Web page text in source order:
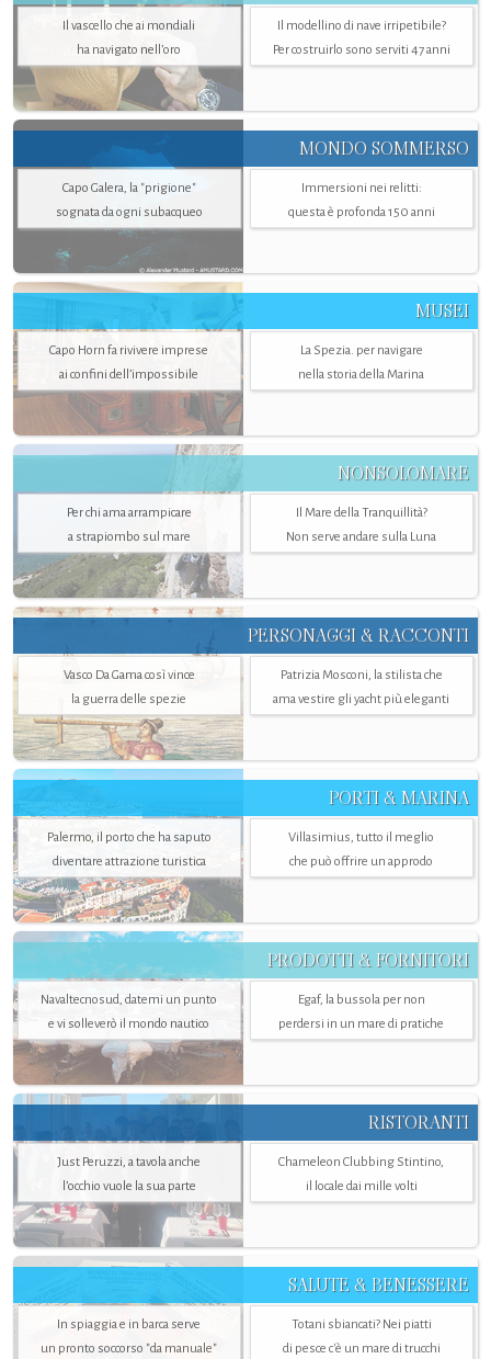
Il vascello che ai mondiali
ha navigato nell’oro
Il modellino di nave irripetibile?
Per costruirlo sono serviti 47 anni
MONDO SOMMERSO
Capo Galera, la "prigione"
sognata da ogni subacqueo
Immersioni nei relitti:
questa è profonda 150 anni
MUSEI
Capo Horn fa rivivere imprese
ai confini dell’impossibile
La Spezia. per navigare
nella storia della Marina
NONSOLOMARE
Per chi ama arrampicare
a strapiombo sul mare
Il Mare della Tranquillità?
Non serve andare sulla Luna
PERSONAGGI & RACCONTI
Vasco Da Gama così vince
la guerra delle spezie
Patrizia Mosconi, la stilista che
ama vestire gli yacht più eleganti
PORTI & MARINA
Palermo, il porto che ha saputo
diventare attrazione turistica
Villasimius, tutto il meglio
che può offrire un approdo
PRODOTTI & FORNITORI
Navaltecnosud, datemi un punto
e vi solleverò il mondo nautico
Egaf, la bussola per non
perdersi in un mare di pratiche
RISTORANTI
Just Peruzzi, a tavola anche
l’occhio vuole la sua parte
Chameleon Clubbing Stintino,
il locale dai mille volti
SALUTE & BENESSERE
In spiaggia e in barca serve
un pronto soccorso "da manuale"
Totani sbiancati? Nei piatti
di pesce c'è un mare di trucchi